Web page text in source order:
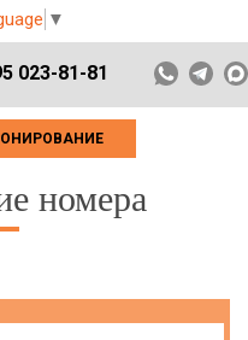
▼
023-81-81
номера